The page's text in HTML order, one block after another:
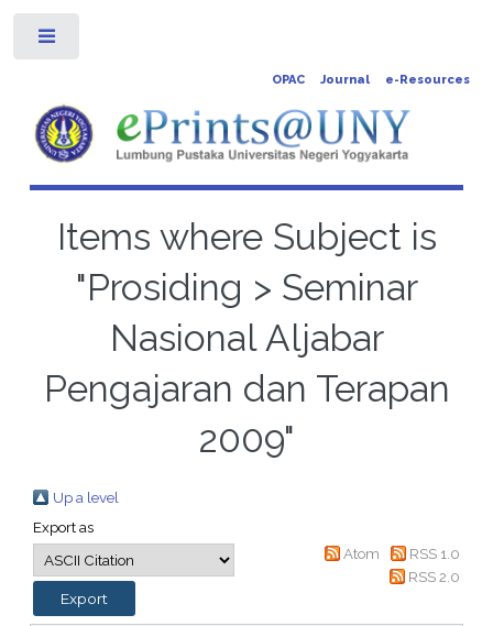
OPAC Journal e-Resources
Items where Subject is
"Prosiding > Seminar
Nasional Aljabar
Pengajaran dan Terapan
2009"
Up a level
Export as
Atom
RSS 1.0
RSS 2.0